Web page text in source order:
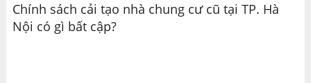
Chính sách cải tạo nhà chung cư cũ tại TP. Hà
Nội có gì bất cập?